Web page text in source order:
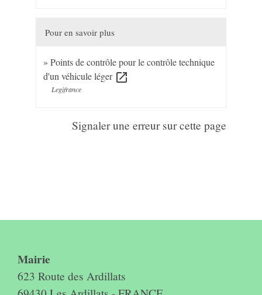
Pour en savoir plus
Points de contrôle pour le contrôle technique
d'un véhicule léger open_in_new
Legifrance
Signaler une erreur sur cette page
Mairie
623 Route des Ardillats